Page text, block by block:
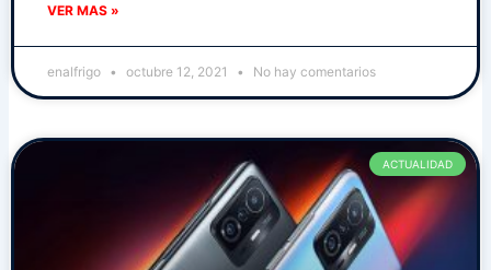
VER MAS »
enalfrigo octubre 12, 2021 No hay comentarios
ACTUALIDAD